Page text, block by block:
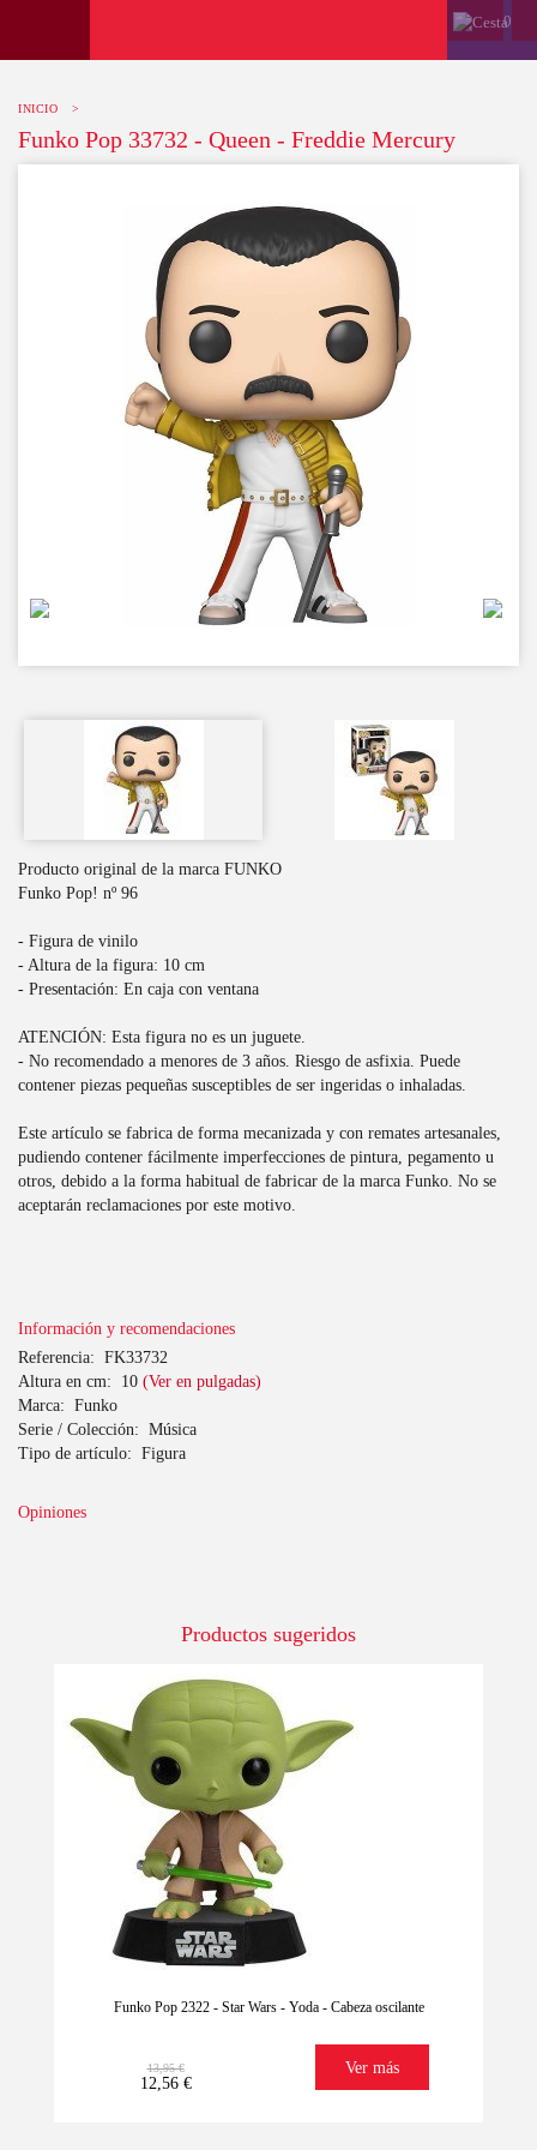
0
INICIO >
Funko Pop 33732 - Queen - Freddie Mercury
Producto original de la marca FUNKO
Funko Pop! nº 96
- Figura de vinilo
- Altura de la figura: 10 cm
- Presentación: En caja con ventana
ATENCIÓN: Esta figura no es un juguete.
- No recomendado a menores de 3 años. Riesgo de asfixia. Puede
contener piezas pequeñas susceptibles de ser ingeridas o inhaladas.
Este artículo se fabrica de forma mecanizada y con remates artesanales,
pudiendo contener fácilmente imperfecciones de pintura, pegamento u
otros, debido a la forma habitual de fabricar de la marca Funko. No se
aceptarán reclamaciones por este motivo.
Información y recomendaciones
Referencia: FK33732
Altura en cm: 10 (Ver en pulgadas)
Marca: Funko
Serie / Colección: Música
Tipo de artículo: Figura
Opiniones
Productos sugeridos
Funko Pop 2322 - Star Wars - Yoda - Cabeza oscilante
13,95 €
12,56 €
Ver más